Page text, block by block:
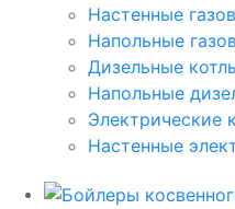
Настенные
Напольные
Дизельные
Напольные
Электрические
Настенные